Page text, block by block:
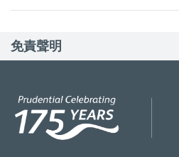
免責聲明